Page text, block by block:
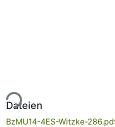
Dateien
BzMU14-4ES-Witzke-